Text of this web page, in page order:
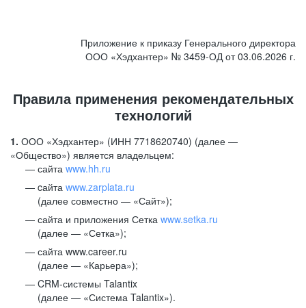
Приложение к приказу Генерального директора
ООО «Хэдхантер» № 3459-ОД от 03.06.2026 г.
Правила применения рекомендательных
технологий
1. ООО «Хэдхантер» (ИНН 7718620740) (далее —
«Общество») является владельцем:
сайта www.hh.ru
cайта www.zarplata.ru
(далее совместно — «Сайт»);
сайта и приложения Сетка www.setka.ru
(далее — «Сетка»);
сайта www.career.ru
(далее — «Карьера»);
CRM-системы Talantix
(далее — «Система Talantix»).